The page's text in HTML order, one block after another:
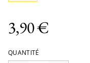
3,90 €
QUANTITÉ